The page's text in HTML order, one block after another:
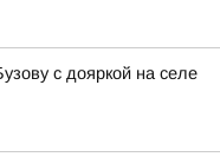
с дояркой на селе